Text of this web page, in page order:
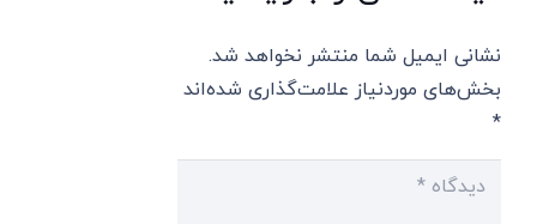
نشانی ایمیل شما منتشر نخواهد شد.
بخش‌های موردنیاز علامت‌گذاری شده‌اند
*